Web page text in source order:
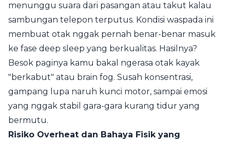
menunggu suara dari pasangan atau takut kalau
sambungan telepon terputus. Kondisi waspada ini
membuat otak nggak pernah benar-benar masuk
ke fase deep sleep yang berkualitas. Hasilnya?
Besok paginya kamu bakal ngerasa otak kayak
"berkabut" atau brain fog. Susah konsentrasi,
gampang lupa naruh kunci motor, sampai emosi
yang nggak stabil gara-gara kurang tidur yang
bermutu.
Risiko Overheat dan Bahaya Fisik yang